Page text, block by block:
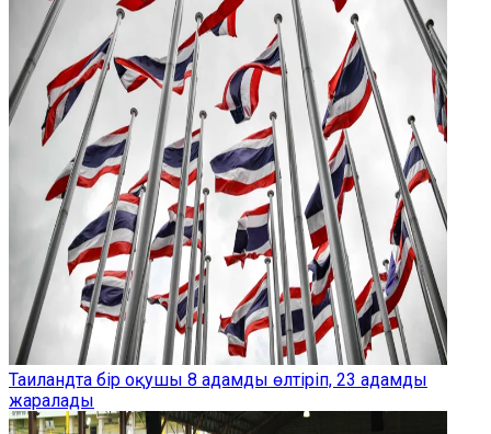
Таиландта бір оқушы 8 адамды өлтіріп, 23 адамды
жаралады